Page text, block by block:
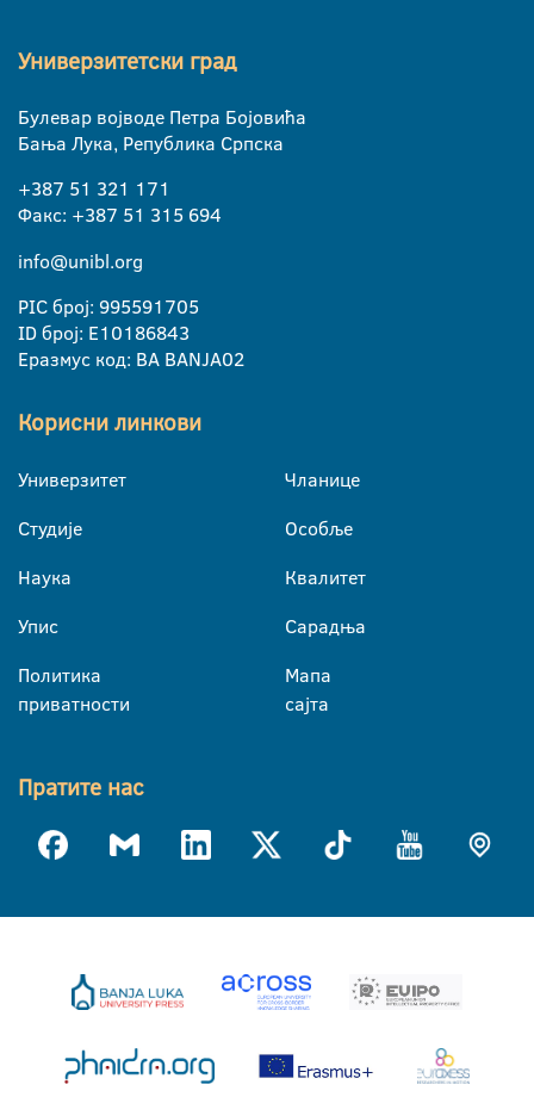
Универзитетски град
Булевар војводе Петра Бојовића
Бања Лука, Република Српска
+387 51 321 171
Факс: +387 51 315 694
info@unibl.org
PIC број: 995591705
ID број: E10186843
Еразмус код: BA BANJA02
Корисни линкови
Универзитет
Студије
Наука
Упис
Политика
приватности
Чланице
Особље
Квалитет
Сарадња
Мапа
сајта
Пратите нас